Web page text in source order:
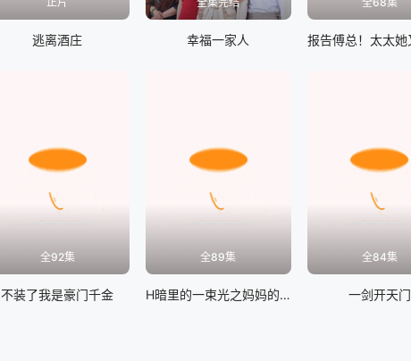
逃离酒庄 幸福一家人
全92集
不装了我是豪门千金
全89集
H暗里的一束光之妈妈的爱
全84集
一剑开天门